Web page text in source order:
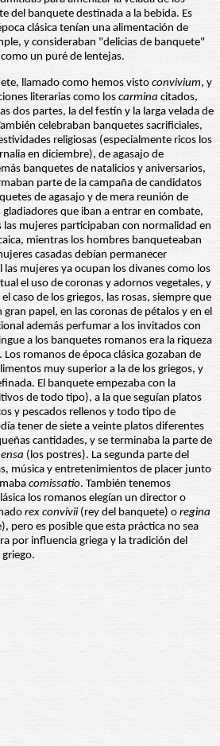
del banquete destinada a la bebida. Es
clásica tenían una alimentación de
y consideraban "delicias de banquete"
un puré de lentejas.
llamado como hemos visto convivium, y
literarias como los carmina citados,
dos partes, la del festín y la larga velada de
celebraban banquetes sacrificiales,
religiosas (especialmente ricos los
en diciembre), de agasajo de
banquetes de natalicios y aniversarios,
parte de la campaña de candidatos
de agasajo y de mera reunión de
que iban a entrar en combate,
mujeres participaban con normalidad en
mientras los hombres banqueteaban
casadas debían permanecer
las mujeres ya ocupan los divanes como los
el uso de coronas y adornos vegetales, y
caso de los griegos, las rosas, siempre que
papel, en las coronas de pétalos y en el
además perfumar a los invitados con
a los banquetes romanos era la riqueza
romanos de época clásica gozaban de
muy superior a la de los griegos, y
El banquete empezaba con la
de todo tipo), a la que seguían platos
y pescados rellenos y todo tipo de
tener de siete a veinte platos diferentes
cantidades, y se terminaba la parte de
(los postres). La segunda parte del
música y entretenimientos de placer junto
comissatio. También tenemos
los romanos elegían un director o
rex convivii(rey del banquete) o regina
pero es posible que esta práctica no sea
por influencia griega y la tradición del